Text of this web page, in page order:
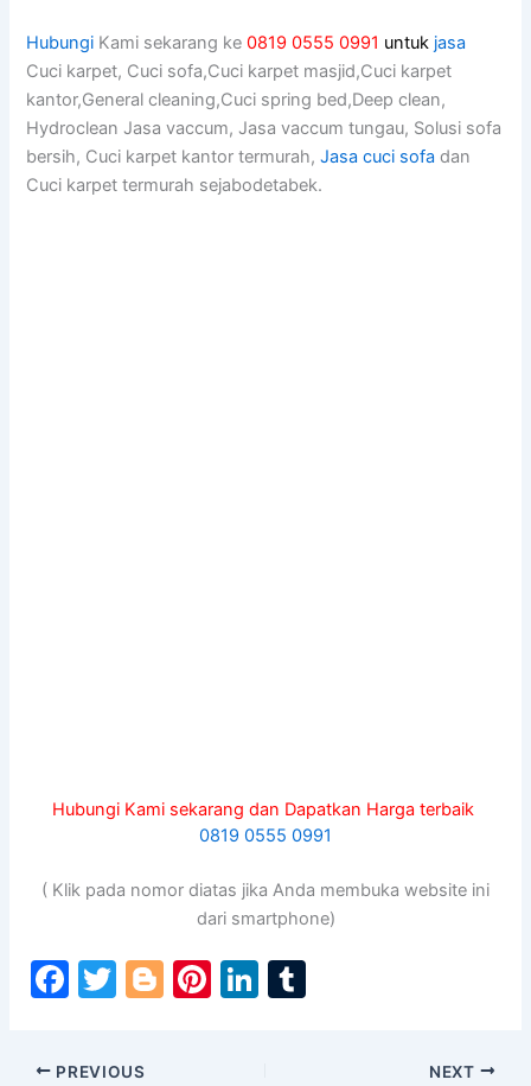
Hubungi Kami sekarang ke0819 0555 0991 untuk jasa
Cuci karpet, Cuci sofa,Cuci karpet masjid,Cuci karpet
kantor,General cleaning,Cuci spring bed,Deep clean,
Hydroclean Jasa vaccum, Jasa vaccum tungau, Solusi sofa
bersih, Cuci karpet kantor termurah,Jasa cuci sofa dan
Cuci karpet termurah sejabodetabek.
Hubungi Kami sekarang dan Dapatkan Harga terbaik
0819 0555 0991
( Klik pada nomor diatas jika Anda membuka website ini
dari smartphone)
F
c
T
itt
Bl Pi Li
PREVIOUS NEXT